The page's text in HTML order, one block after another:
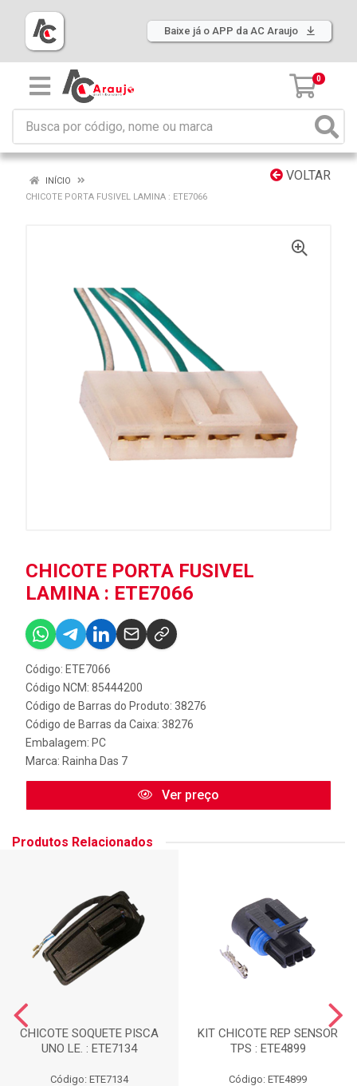
Baixe já o APP da AC Araujo
0
VOLTAR
INÍCIO
CHICOTE PORTA FUSIVEL LAMINA : ETE7066
CHICOTE PORTA FUSIVEL
LAMINA : ETE7066
Código: ETE7066
Código NCM: 85444200
Código de Barras do Produto: 38276
Código de Barras da Caixa: 38276
Embalagem: PC
Marca: Rainha Das 7
Ver preço
Produtos Relacionados
CHICOTE SOQUETE PISCA
UNO LE. : ETE7134
Código: ETE7134
KIT CHICOTE REP SENSOR
TPS : ETE4899
Código: ETE4899